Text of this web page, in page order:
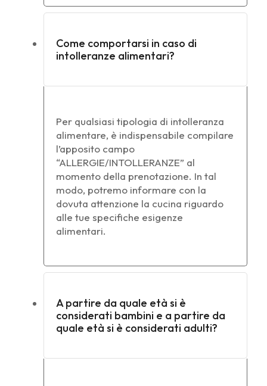
Come comportarsi in caso di
intolleranze alimentari?
Per qualsiasi tipologia di intolleranza
alimentare, è indispensabile compilare
l’apposito campo
“ALLERGIE/INTOLLERANZE” al
momento della prenotazione. In tal
modo, potremo informare con la
dovuta attenzione la cucina riguardo
alle tue specifiche esigenze
alimentari.
A partire da quale età si è
considerati bambini e a partire da
quale età si è considerati adulti?